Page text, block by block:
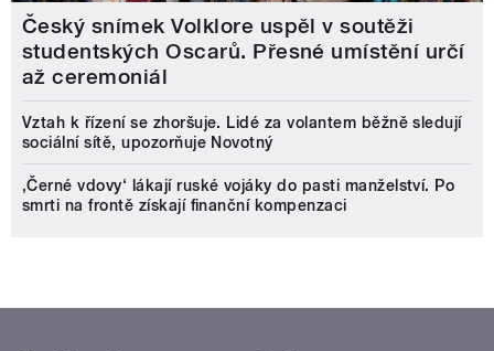
Český snímek Volklore uspěl v soutěži
studentských Oscarů. Přesné umístění určí
až ceremoniál
Vztah k řízení se zhoršuje. Lidé za volantem běžně sledují
sociální sítě, upozorňuje Novotný
‚Černé vdovy‘ lákají ruské vojáky do pasti manželství. Po
smrti na frontě získají finanční kompenzaci